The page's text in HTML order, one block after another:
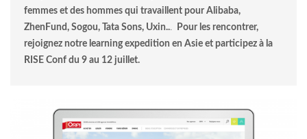
femmes et des hommes qui travaillent pour Alibaba,
ZhenFund, Sogou, Tata Sons, Uxin...
Pour les rencontrer,
rejoignez notre learning expedition en Asie et participez à la
RISE Conf du 9 au 12 juillet.
strats-image-1060471.jpeg